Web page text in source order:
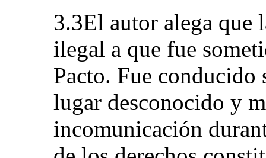
3.3El autor alega que
ilegal a que fue
Pacto. Fue
lugar desconocido y
incomunicación